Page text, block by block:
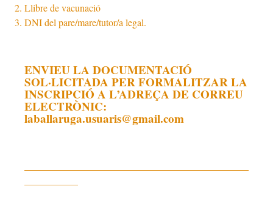
Llibre de vacunació
DNI del pare/mare/tutor/a legal.
ENVIEU LA DOCUMENTACIÓ
SOL·LICITADA PER FORMALITZAR LA
INSCRIPCIÓ A L’ADREÇA DE CORREU
ELECTRÒNIC:
laballaruga.usuaris@gmail.com